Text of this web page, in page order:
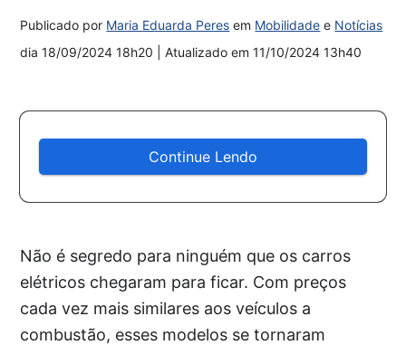
Publicado por Maria Eduarda Peres em Mobilidade e Notícias
dia18/09/2024 18h20 | Atualizado em11/10/2024 13h40
Continue Lendo
Não é segredo para ninguém que os carros
elétricos chegaram para ficar. Com preços
cada vez mais similares aos veículos a
combustão, esses modelos se tornaram